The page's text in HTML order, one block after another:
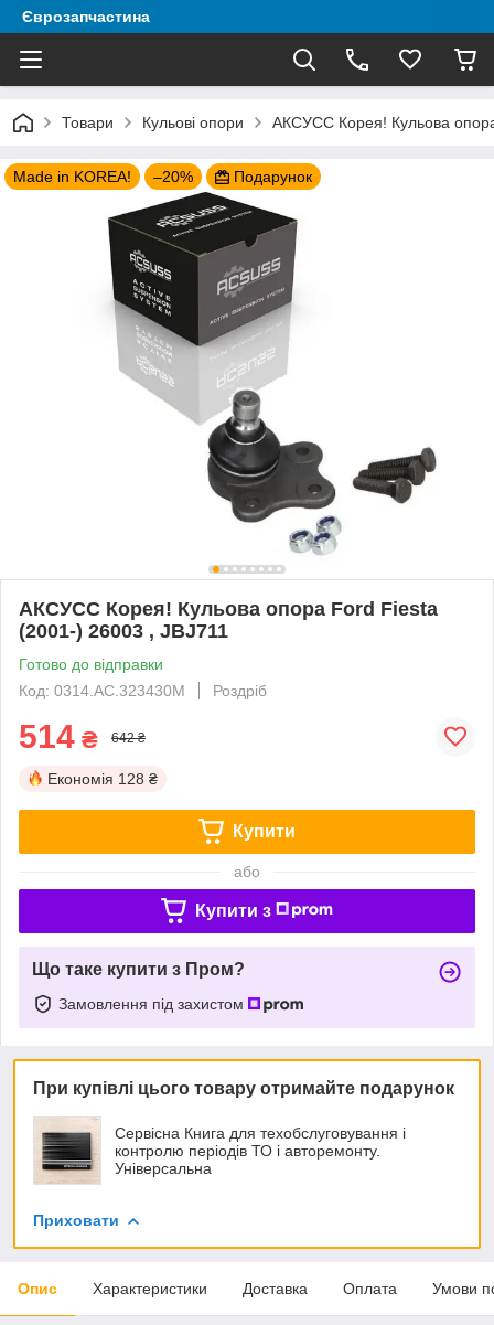
Єврозапчастина
Товари Кульові опори AКСУСС Корея! Кульова
Made in KOREA! –20% Подарунок
AКСУСС Корея! Кульова опора Ford Fiesta
(2001-) 26003 , JBJ711
Готово до відправки
Код: 0314.AC.323430M
Роздріб
514 ₴ 642 ₴
Економія 128 ₴
Купити
або
Купити з
Що таке купити з Пром?
Замовлення під захистом
При купівлі цього товару отримайте подарунок
Сервісна Книга для техобслуговування і
контролю періодів ТО і авторемонту.
Універсальна
Приховати
Опис Характеристики Доставка Оплата Умови